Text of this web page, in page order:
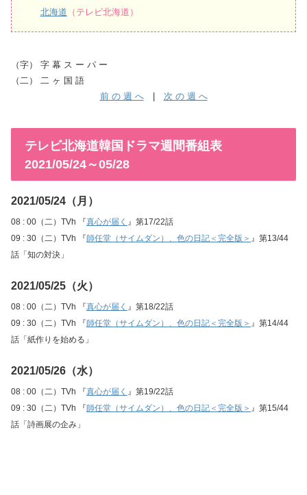
北海道 （テレビ北海道）
（字） 字 幕 ス ー パ ー
（二） 二 ヶ 国 語
前 の 週 へ| 次 の 週 へ
テレビ北海道韓国ドラマ週間番組表
2021/05/24～05/28
2021/05/24（月）
08 : 00（二）TVh 『真心が届く 』第17/22話
09 : 30（二）TVh 『師任堂（サイムダン）、色の日記＜完全版＞ 』第13/44
話「知の対決」
2021/05/25（火）
08 : 00（二）TVh 『真心が届く 』第18/22話
09 : 30（二）TVh 『師任堂（サイムダン）、色の日記＜完全版＞ 』第14/44
話「紙作りを始める」
2021/05/26（水）
08 : 00（二）TVh 『真心が届く 』第19/22話
09 : 30（二）TVh 『師任堂（サイムダン）、色の日記＜完全版＞ 』第15/44
話「詩画展の企み」